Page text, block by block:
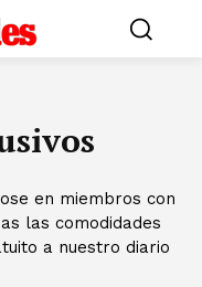
en miembros con
las comodidades
a nuestro diario